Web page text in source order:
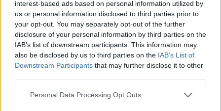
interest-based ads based on personal information utilized by
us or personal information disclosed to third parties prior to
your opt-out. You may separately opt-out of the further
disclosure of your personal information by third parties on the
IAB’s list of downstream participants. This information may
also be disclosed by us to third parties on the IAB’s List of
Downstream Participants that may further disclose it to other
Please note that this website/app uses one or more Google
Personal Data Processing Opt Outs
συζήτησης είναι η ενίσχυση των μέτρων για
την υλοποίηση των κοινών προμηθειών
φυσικού αερίου σε επίπεδο Ευρωπαϊκής
Ενωσης, έτσι ώστε να επιτευχθούν
καλύτερες τιμές για την αναπλήρωση των
αποθεμάτων πριν από τον χειμώνα.
Υπενθυμίζεται πως οι 27 συμφώνησαν στα
τέλη του Μαρτίου επί «πλατφόρμας» από